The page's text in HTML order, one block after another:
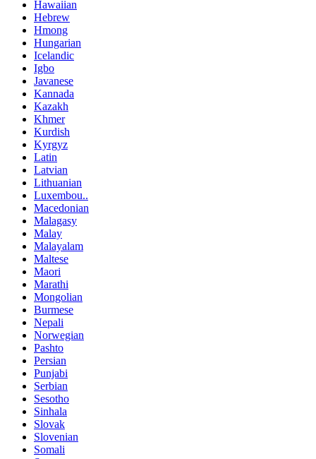
Hawaiian
Hebrew
Hmong
Hungarian
Icelandic
Igbo
Javanese
Kannada
Kazakh
Khmer
Kurdish
Kyrgyz
Latin
Latvian
Lithuanian
Luxembou..
Macedonian
Malagasy
Malay
Malayalam
Maltese
Maori
Marathi
Mongolian
Burmese
Nepali
Norwegian
Pashto
Persian
Punjabi
Serbian
Sesotho
Sinhala
Slovak
Slovenian
Somali